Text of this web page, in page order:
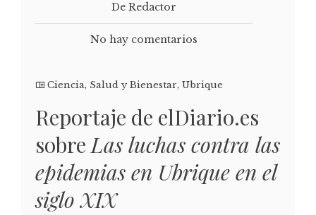
De Redactor
No hay comentarios
Ciencia, Salud y Bienestar, Ubrique
Reportaje de elDiario.es
sobreLas luchas contra las
epidemias en Ubrique en el
siglo XIX